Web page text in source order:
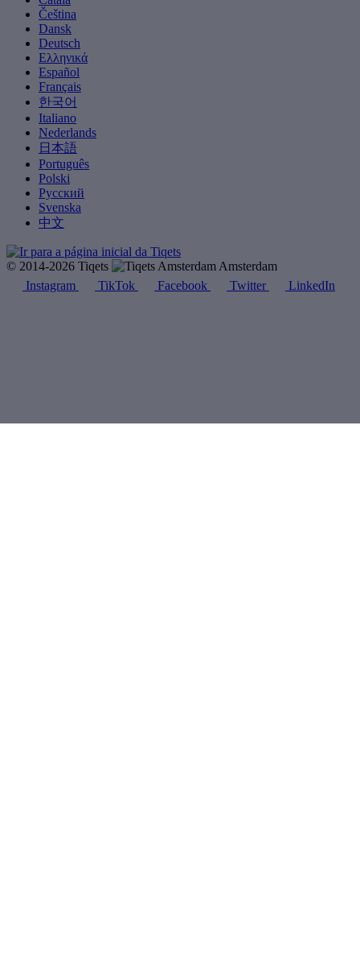
Čeština
Dansk
Deutsch
Ελληνικά
Español
Français
한국어
Italiano
Nederlands
日本語
Português
Polski
Русский
Svenska
中文
© 2014-2026 Tiqets
Amsterdam
Instagram
TikTok Facebook Twitter LinkedIn